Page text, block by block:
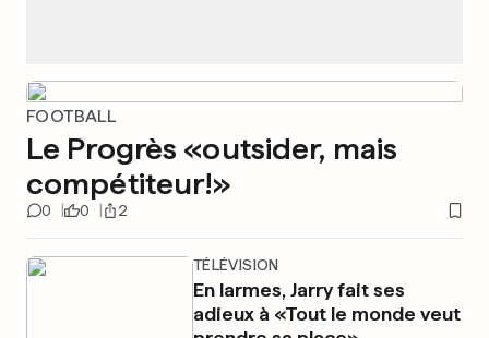
FOOTBALL
Le Progrès «outsider, mais
compétiteur!»
0 0 2
TÉLÉVISION
En larmes, Jarry fait ses
adieux à «Tout le monde veut